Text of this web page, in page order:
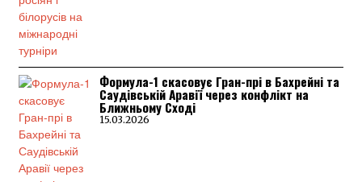
Формула-1 скасовує Гран-прі в Бахрейні та
Саудівській Аравії через конфлікт на
Ближньому Сході
15.03.2026